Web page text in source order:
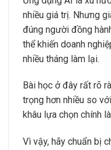
nhiều giá trị. Nhưng
đúng người đồng
thể khiến doanh
nhiều tháng làm lại.
Bài học ở đây rất rõ
trọng hơn nhiều so
khâu lựa chọn chính
Vì vậy, hãy chuẩn bị